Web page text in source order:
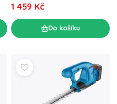
1 459 Kč
Do košíku